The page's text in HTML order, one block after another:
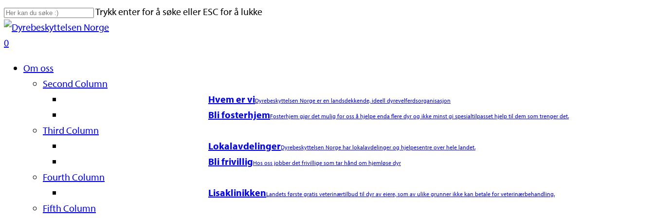
Skip
to
main
Trykk enter for å søke eller ESC for å lukke
Close
Search
search
0
Om oss
Second Column
Hvem er viDyrebeskyttelsen Norge er en landsdekkende, ideell dyrevelferdsorganisasjon
Bli fosterhjemFosterhjem gjør det mulig for oss å hjelpe enda flere dyr og ikke minst gi spesialtilpasset hjelp til dem som trenger det.
Third Column
LokalavdelingerDyrebeskyttelsen Norge har lokalavdelinger og hjelpesentre over hele landet.
Bli frivilligHos oss jobber det frivillige som tar hånd om hjemløse dyr
Fourth Column
LisaklinikkenLandets første gratis veterinærtilbud til dyr av eiere, som av ulike grunner ikke kan betale for veterinærbehandling.
Fifth Column